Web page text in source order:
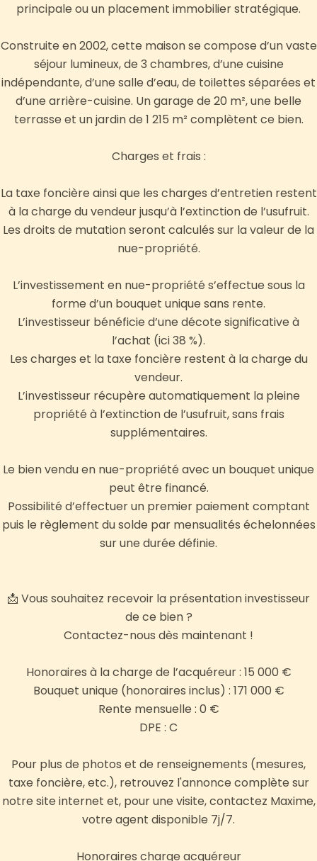
principale ou un placement immobilier stratégique.
Construite en 2002, cette maison se compose d’un vaste
séjour lumineux, de 3 chambres, d’une cuisine
indépendante, d’une salle d’eau, de toilettes séparées et
d’une arrière-cuisine. Un garage de 20 m², une belle
terrasse et un jardin de 1 215 m² complètent ce bien.
Charges et frais :
La taxe foncière ainsi que les charges d’entretien restent
à la charge du vendeur jusqu’à l’extinction de l’usufruit.
Les droits de mutation seront calculés sur la valeur de la
nue-propriété.
L’investissement en nue-propriété s’effectue sous la
forme d’un bouquet unique sans rente.
L’investisseur bénéficie d’une décote significative à
l’achat (ici 38 %).
Les charges et la taxe foncière restent à la charge du
vendeur.
L’investisseur récupère automatiquement la pleine
propriété à l’extinction de l’usufruit, sans frais
supplémentaires.
Le bien vendu en nue-propriété avec un bouquet unique
peut être financé.
Possibilité d’effectuer un premier paiement comptant
puis le règlement du solde par mensualités échelonnées
sur une durée définie.
📩 Vous souhaitez recevoir la présentation investisseur
de ce bien ?
Contactez-nous dès maintenant !
Honoraires à la charge de l’acquéreur : 15 000 €
Bouquet unique (honoraires inclus) : 171 000 €
Rente mensuelle : 0 €
DPE : C
Pour plus de photos et de renseignements (mesures,
taxe foncière, etc.), retrouvez l'annonce complète sur
notre site internet et, pour une visite, contactez Maxime,
votre agent disponible 7j/7.
Honoraires charge acquéreur